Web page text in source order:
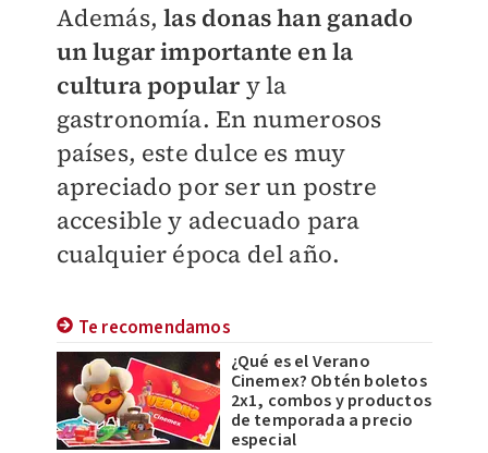
Además,las donas han ganado
un lugar importante en la
cultura populary la
gastronomía. En numerosos
países, este dulce es muy
apreciado por ser un postre
accesible y adecuado para
cualquier época del año.
Te recomendamos
¿Qué es el Verano
Cinemex? Obtén boletos
2x1, combos y productos
de temporada a precio
especial